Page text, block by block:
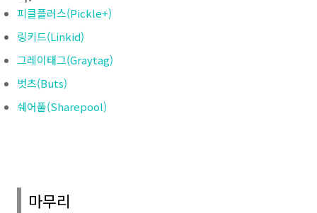
피클플러스(Pickle+)
링키드(Linkid)
그레이태그(Graytag)
벗츠(Buts)
쉐어풀(Sharepool)
마무리